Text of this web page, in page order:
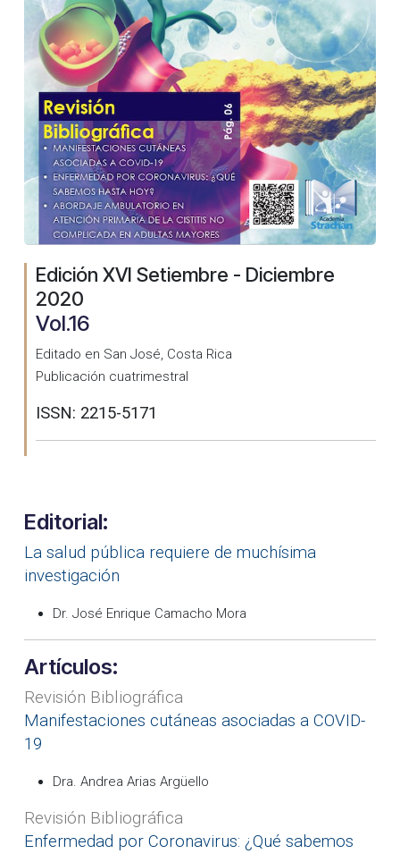
Edición XVI Setiembre - Diciembre
2020
Vol.16
Editado en San José, Costa Rica
Publicación cuatrimestral
ISSN: 2215-5171
Editorial:
La salud pública requiere de muchísima
investigación
Dr. José Enrique Camacho Mora
Artículos:
Revisión Bibliográfica
Manifestaciones cutáneas asociadas a COVID-
19
Dra. Andrea Arias Argüello
Revisión Bibliográfica
Enfermedad por Coronavirus: ¿Qué sabemos